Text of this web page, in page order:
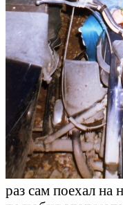
раз сам поехал на